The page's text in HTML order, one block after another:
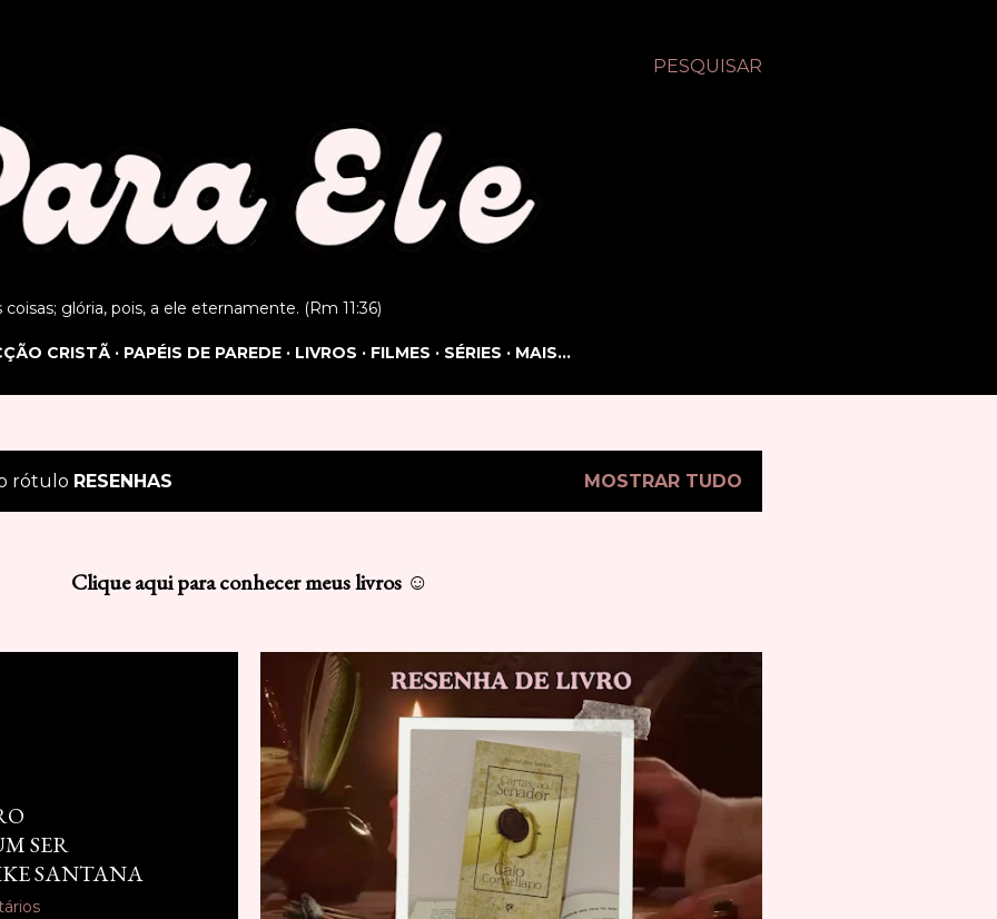
PESQUISAR
coisas; glória, pois, a ele eternamente. (Rm 11:36)
CRISTÃ PAPÉIS DE PAREDE LIVROS FILMES SÉRIES MAIS…
rótulo RESENHAS MOSTRAR TUDO
Clique aqui para conhecer meus livros ☺
SER
SANTANA